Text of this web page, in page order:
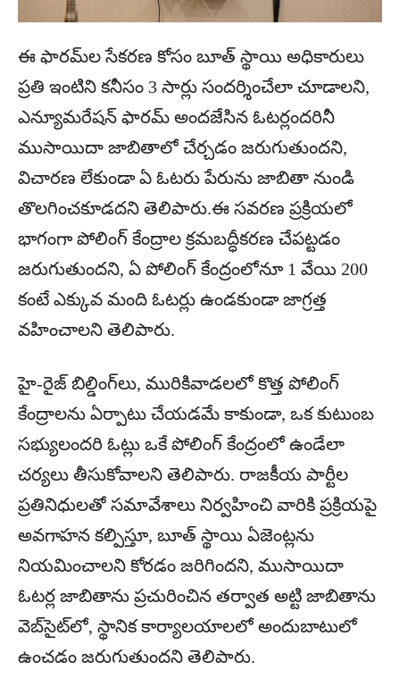
ఈ ఫారమ్‌ల సేకరణ కోసం బూత్ స్థాయి అధికారులు
ప్రతి ఇంటిని కనీసం 3 సార్లు సందర్శించేలా చూడాలని,
ఎన్యూమరేషన్ ఫారమ్ అందజేసిన ఓటర్లందరినీ
ముసాయిదా జాబితాలో చేర్చడం జరుగుతుందని,
విచారణ లేకుండా ఏ ఓటరు పేరును జాబితా నుండి
తొలగించకూడదని తెలిపారు.ఈ సవరణ ప్రక్రియలో
భాగంగా పోలింగ్ కేంద్రాల క్రమబద్ధీకరణ చేపట్టడం
జరుగుతుందని, ఏ పోలింగ్ కేంద్రంలోనూ 1 వేయి 200
కంటే ఎక్కువ మంది ఓటర్లు ఉండకుండా జాగ్రత్త
వహించాలని తెలిపారు.
హై-రైజ్ బిల్డింగ్‌లు, మురికివాడలలో కొత్త పోలింగ్
కేంద్రాలను ఏర్పాటు చేయడమే కాకుండా, ఒక కుటుంబ
సభ్యులందరి ఓట్లు ఒకే పోలింగ్ కేంద్రంలో ఉండేలా
చర్యలు తీసుకోవాలని తెలిపారు. రాజకీయ పార్టీల
ప్రతినిధులతో సమావేశాలు నిర్వహించి వారికి ప్రక్రియపై
అవగాహన కల్పిస్తూ, బూత్ స్థాయి ఏజెంట్లను
నియమించాలని కోరడం జరిగిందని, ముసాయిదా
ఓటర్ల జాబితాను ప్రచురించిన తర్వాత అట్టి జాబితాను
వెబ్‌సైట్‌లో, స్థానిక కార్యాలయాలలో అందుబాటులో
ఉంచడం జరుగుతుందని తెలిపారు.